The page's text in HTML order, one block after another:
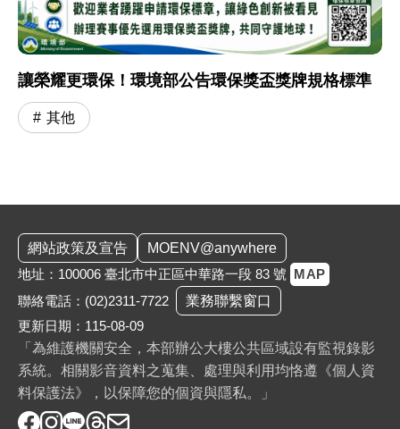
讓榮耀更環保！環境部公告環保獎盃獎牌規格標準
其他
網站政策及宣告
MOENV@anywhere
地址：100006 臺北市中正區中華路一段 83 號 MAP
聯絡電話： (02)2311-7722
業務聯繫窗口
更新日期：115-08-09
「為維護機關安全，本部辦公大樓公共區域設有監視錄影
系統。相關影音資料之蒐集、處理與利用均恪遵《個人資
料保護法》，以保障您的個資與隱私。」